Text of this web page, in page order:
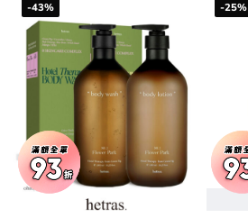
-43% -25%